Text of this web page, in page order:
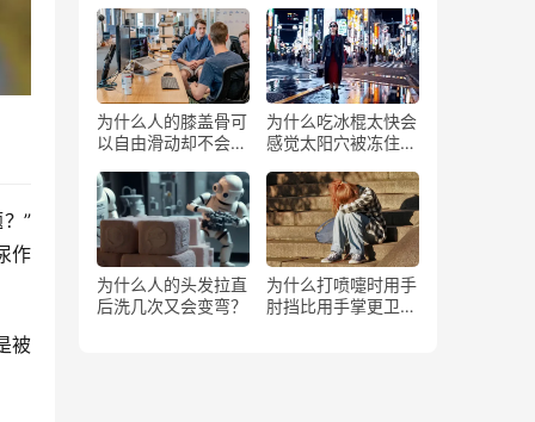
”
作
被
为什么人的膝盖骨可
以自由滑动却不会掉
为什么吃冰棍太快会
感觉太阳穴被冻住了
为什么人的头发拉直
后洗几次又会变弯？
为什么打喷嚏时用手
肘挡比用手掌更卫